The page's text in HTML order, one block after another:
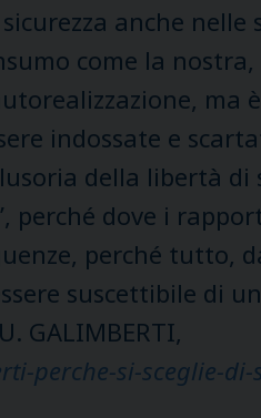
anche nelle
come la
indossate e
della libertà di
perché dove i
perché tutto,
suscettibile di
GALIMBERTI,
si-sceglie-